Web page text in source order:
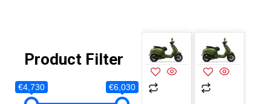
Product Filter
€4,730 €6,030